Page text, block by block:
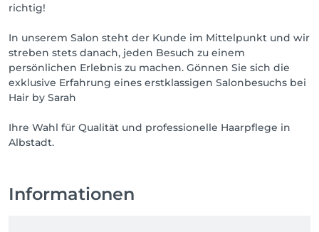
richtig!
In unserem Salon steht der Kunde im Mittelpunkt und wir
streben stets danach, jeden Besuch zu einem
persönlichen Erlebnis zu machen. Gönnen Sie sich die
exklusive Erfahrung eines erstklassigen Salonbesuchs bei
Hair by Sarah
Ihre Wahl für Qualität und professionelle Haarpflege in
Albstadt.
Informationen